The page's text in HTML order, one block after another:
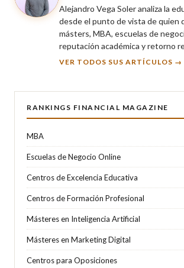
Alejandro Vega Soler analiza la
desde el punto de vista de quien
másters, MBA, escuelas de
reputación académica y retorno
VER TODOS SUS ARTÍCULOS →
RANKINGS FINANCIAL MAGAZINE
MBA
Escuelas de Negocio Online
Centros de Excelencia Educativa
Centros de Formación Profesional
Másteres en Inteligencia Artificial
Másteres en Marketing Digital
Centros para Oposiciones